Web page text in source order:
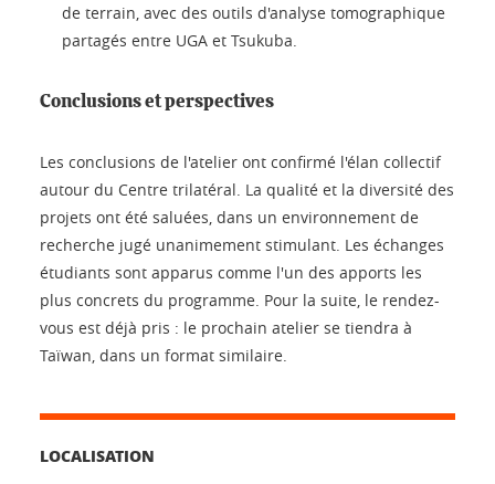
de terrain, avec des outils d'analyse tomographique
partagés entre UGA et Tsukuba.
Conclusions et perspectives
Les conclusions de l'atelier ont confirmé l'élan collectif
autour du Centre trilatéral. La qualité et la diversité des
projets ont été saluées, dans un environnement de
recherche jugé unanimement stimulant. Les échanges
étudiants sont apparus comme l'un des apports les
plus concrets du programme. Pour la suite, le rendez-
vous est déjà pris : le prochain atelier se tiendra à
Taïwan, dans un format similaire.
LOCALISATION